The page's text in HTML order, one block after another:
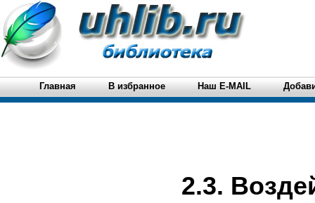
Главная В избранное Наш E-MAIL
2.3.